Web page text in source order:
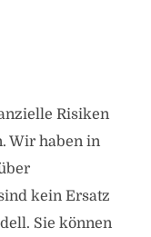
Risiken
Wir haben in
kein Ersatz
Sie können